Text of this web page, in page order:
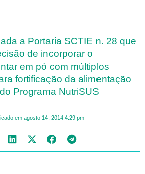
a Portaria SCTIE n. 28 que
de incorporar o
em pó com múltiplos
fortificação da alimentação
Programa NutriSUS
em agosto 14, 2014 4:29 pm